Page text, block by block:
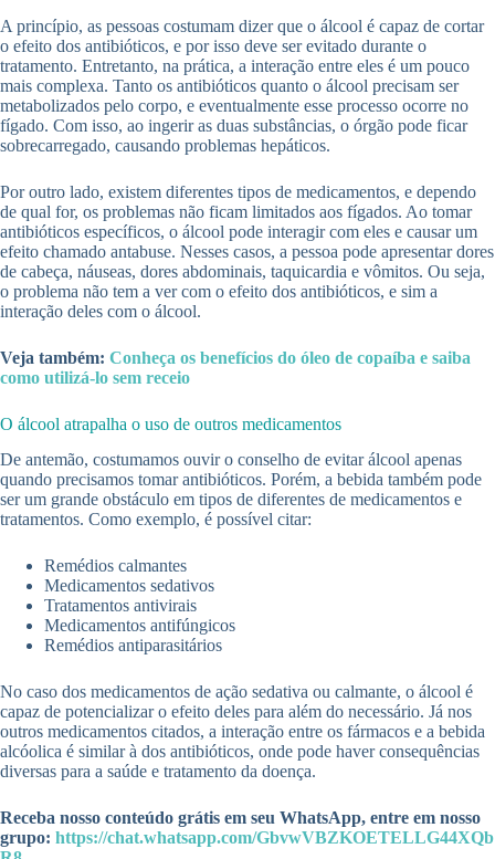
A princípio, as pessoas costumam dizer que o álcool é capaz de cortar
o efeito dos antibióticos, e por isso deve ser evitado durante o
tratamento. Entretanto, na prática, a interação entre eles é um pouco
mais complexa. Tanto os antibióticos quanto o álcool precisam ser
metabolizados pelo corpo, e eventualmente esse processo ocorre no
fígado. Com isso, ao ingerir as duas substâncias, o órgão pode ficar
sobrecarregado, causando problemas hepáticos.
Por outro lado, existem diferentes tipos de medicamentos, e dependo
de qual for, os problemas não ficam limitados aos fígados. Ao tomar
antibióticos específicos, o álcool pode interagir com eles e causar um
efeito chamado antabuse. Nesses casos, a pessoa pode apresentar dores
de cabeça, náuseas, dores abdominais, taquicardia e vômitos. Ou seja,
o problema não tem a ver com o efeito dos antibióticos, e sim a
interação deles com o álcool.
Veja também: Conheça os benefícios do óleo de copaíba e saiba
como utilizá-lo sem receio
O álcool atrapalha o uso de outros medicamentos
De antemão, costumamos ouvir o conselho de evitar álcool apenas
quando precisamos tomar antibióticos. Porém, a bebida também pode
ser um grande obstáculo em tipos de diferentes de medicamentos e
tratamentos. Como exemplo, é possível citar:
Remédios calmantes
Medicamentos sedativos
Tratamentos antivirais
Medicamentos antifúngicos
Remédios antiparasitários
No caso dos medicamentos de ação sedativa ou calmante, o álcool é
capaz de potencializar o efeito deles para além do necessário. Já nos
outros medicamentos citados, a interação entre os fármacos e a bebida
alcóolica é similar à dos antibióticos, onde pode haver consequências
diversas para a saúde e tratamento da doença.
Receba nosso conteúdo grátis em seu WhatsApp, entre em nosso
grupo: https://chat.whatsapp.com/GbvwVBZKOETELLG44XQb